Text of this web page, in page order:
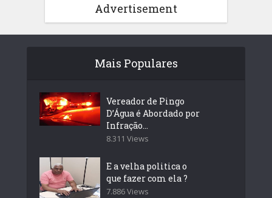
Advertisement
Mais Populares
Vereador de Pingo
D’Água é Abordado por
Infração...
8.311 Views
E a velha politica o
que fazer com ela ?
7.886 Views